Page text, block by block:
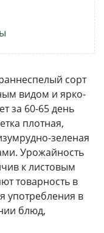
сорт
видом и ярко-
за 60-65 день
плотная,
зеленая
Урожайность
к листовым
товарность в
употребления в
блюд,